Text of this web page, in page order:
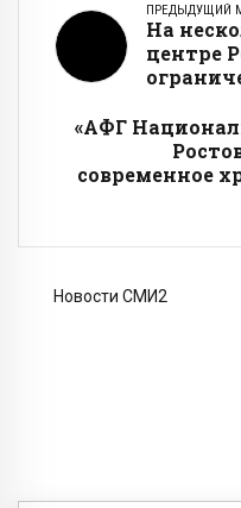
ПРЕДЫДУЩИЙ
На
центре
«АФГ
современное
Новости СМИ2